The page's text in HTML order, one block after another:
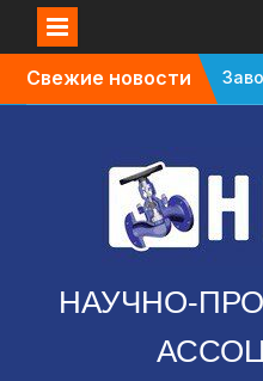
Свежие новости
на
НАУЧНО-